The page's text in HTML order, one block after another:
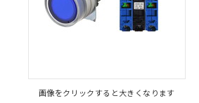
画像をクリックすると大きくなります